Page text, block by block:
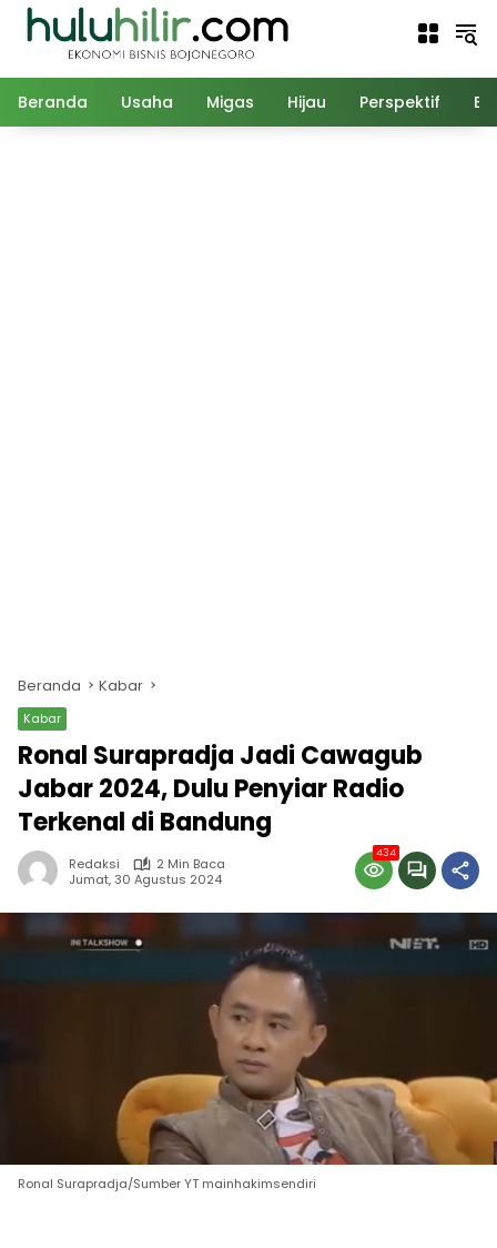
Langsung
Beranda Usaha Migas Hijau Perspektif
Beranda Kabar
Kabar
Ronal Surapradja Jadi Cawagub
Jabar 2024, Dulu Penyiar Radio
Terkenal di Bandung
Redaksi
2 Min Baca
Jumat, 30 Agustus 2024
434
Ronal Surapradja/Sumber YT mainhakimsendiri